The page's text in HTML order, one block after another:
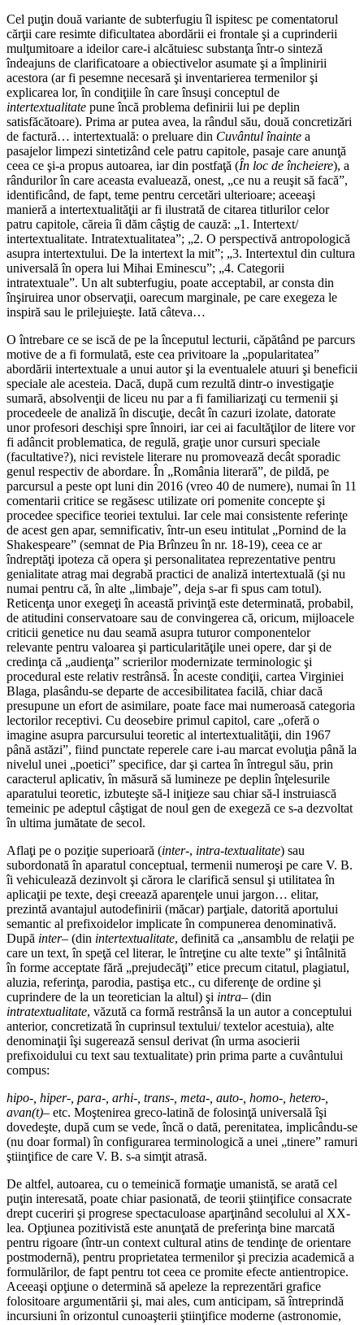
Cel puţin două variante de subterfugiu îl ispitesc pe comentatorul
cărţii care resimte dificultatea abordării ei frontale şi a cuprinderii
mulţumitoare a ideilor care-i alcătuiesc substanţa într-o sinteză
îndeajuns de clarificatoare a obiectivelor asumate şi a împlinirii
acestora (ar fi pesemne necesară şi inventarierea termenilor şi
explicarea lor, în condiţiile în care însuşi conceptul de
intertextualitate pune încă problema definirii lui pe deplin
satisfăcătoare). Prima ar putea avea, la rândul său, două concretizări
de factură… intertextuală: o preluare din Cuvântul înainte a
pasajelor limpezi sintetizând cele patru capitole, pasaje care anunţă
ceea ce şi-a propus autoarea, iar din postfaţă (În loc de încheiere), a
rândurilor în care aceasta evaluează, onest, „ce nu a reuşit să facă”,
identificând, de fapt, teme pentru cercetări ulterioare; aceeaşi
manieră a intertextualităţii ar fi ilustrată de citarea titlurilor celor
patru capitole, căreia îi dăm câştig de cauză: „1. Intertext/
intertextualitate. Intratextualitatea”; „2. O perspectivă antropologică
asupra intertextului. De la intertext la mit”; „3. Intertextul din cultura
universală în opera lui Mihai Eminescu”; „4. Categorii
intratextuale”. Un alt subterfugiu, poate acceptabil, ar consta din
înşiruirea unor observaţii, oarecum marginale, pe care exegeza le
inspiră sau le prilejuieşte. Iată câteva…
O întrebare ce se iscă de pe la începutul lecturii, căpătând pe parcurs
motive de a fi formulată, este cea privitoare la „popularitatea”
abordării intertextuale a unui autor şi la eventualele atuuri şi beneficii
speciale ale acesteia. Dacă, după cum rezultă dintr-o investigaţie
sumară, absolvenţii de liceu nu par a fi familiarizaţi cu termenii şi
procedeele de analiză în discuţie, decât în cazuri izolate, datorate
unor profesori deschişi spre înnoiri, iar cei ai facultăţilor de litere vor
fi adâncit problematica, de regulă, graţie unor cursuri speciale
(facultative?), nici revistele literare nu promovează decât sporadic
genul respectiv de abordare. În „România literară”, de pildă, pe
parcursul a peste opt luni din 2016 (vreo 40 de numere), numai în 11
comentarii critice se regăsesc utilizate ori pomenite concepte şi
procedee specifice teoriei textului. Iar cele mai consistente referinţe
de acest gen apar, semnificativ, într-un eseu intitulat „Pornind de la
Shakespeare” (semnat de Pia Brînzeu în nr. 18-19), ceea ce ar
îndreptăţi ipoteza că opera şi personalitatea reprezentative pentru
genialitate atrag mai degrabă practici de analiză intertextuală (şi nu
numai pentru că, în alte „limbaje”, deja s-ar fi spus cam totul).
Reticenţa unor exegeţi în această privinţă este determinată, probabil,
de atitudini conservatoare sau de convingerea că, oricum, mijloacele
criticii genetice nu dau seamă asupra tuturor componentelor
relevante pentru valoarea şi particularităţile unei opere, dar şi de
credinţa că „audienţa” scrierilor modernizate terminologic şi
procedural este relativ restrânsă. În aceste condiţii, cartea Virginiei
Blaga, plasându-se departe de accesibilitatea facilă, chiar dacă
presupune un efort de asimilare, poate face mai numeroasă categoria
lectorilor receptivi. Cu deosebire primul capitol, care „oferă o
imagine asupra parcursului teoretic al intertextualităţii, din 1967
până astăzi”, fiind punctate reperele care i-au marcat evoluţia până la
nivelul unei „poetici” specifice, dar şi cartea în întregul său, prin
caracterul aplicativ, în măsură să lumineze pe deplin înţelesurile
aparatului teoretic, izbuteşte să-l iniţieze sau chiar să-l instruiască
temeinic pe adeptul câştigat de noul gen de exegeză ce s-a dezvoltat
în ultima jumătate de secol.
Aflaţi pe o poziţie superioară (inter-, intra-textualitate) sau
subordonată în aparatul conceptual, termenii numeroşi pe care V. B.
îi vehiculează dezinvolt şi cărora le clarifică sensul şi utilitatea în
aplicaţii pe texte, deşi creează aparenţele unui jargon… elitar,
prezintă avantajul autodefinirii (măcar) parţiale, datorită aportului
semantic al prefixoidelor implicate în compunerea denominativă.
După inter– (din intertextualitate, definită ca „ansamblu de relaţii pe
care un text, în speţă cel literar, le întreţine cu alte texte” şi întâlnită
în forme acceptate fără „prejudecăţi” etice precum citatul, plagiatul,
aluzia, referinţa, parodia, pastişa etc., cu diferenţe de ordine şi
cuprindere de la un teoretician la altul) şi intra– (din
intratextualitate, văzută ca formă restrânsă la un autor a conceptului
anterior, concretizată în cuprinsul textului/ textelor acestuia), alte
denominaţii îşi sugerează sensul derivat (în urma asocierii
prefixoidului cu text sau textualitate) prin prima parte a cuvântului
compus:
hipo-, hiper-, para-, arhi-, trans-, meta-, auto-, homo-, hetero-,
avan(t)– etc. Moştenirea greco-latină de folosinţă universală îşi
dovedeşte, după cum se vede, încă o dată, perenitatea, implicându-se
(nu doar formal) în configurarea terminologică a unei „tinere” ramuri
ştiinţifice de care V. B. s-a simţit atrasă.
De altfel, autoarea, cu o temeinică formaţie umanistă, se arată cel
puţin interesată, poate chiar pasionată, de teorii ştiinţifice consacrate
drept cuceriri şi progrese spectaculoase aparţinând secolului al XX-
lea. Opţiunea pozitivistă este anunţată de preferinţa bine marcată
pentru rigoare (într-un context cultural atins de tendinţe de orientare
postmodernă), pentru proprietatea termenilor şi precizia academică a
formulărilor, de fapt pentru tot ceea ce promite efecte antientropice.
Aceeaşi opţiune o determină să apeleze la reprezentări grafice
folositoare argumentării şi, mai ales, cum anticipam, să întreprindă
incursiuni în orizontul cunoaşterii ştiinţifice moderne (astronomie,